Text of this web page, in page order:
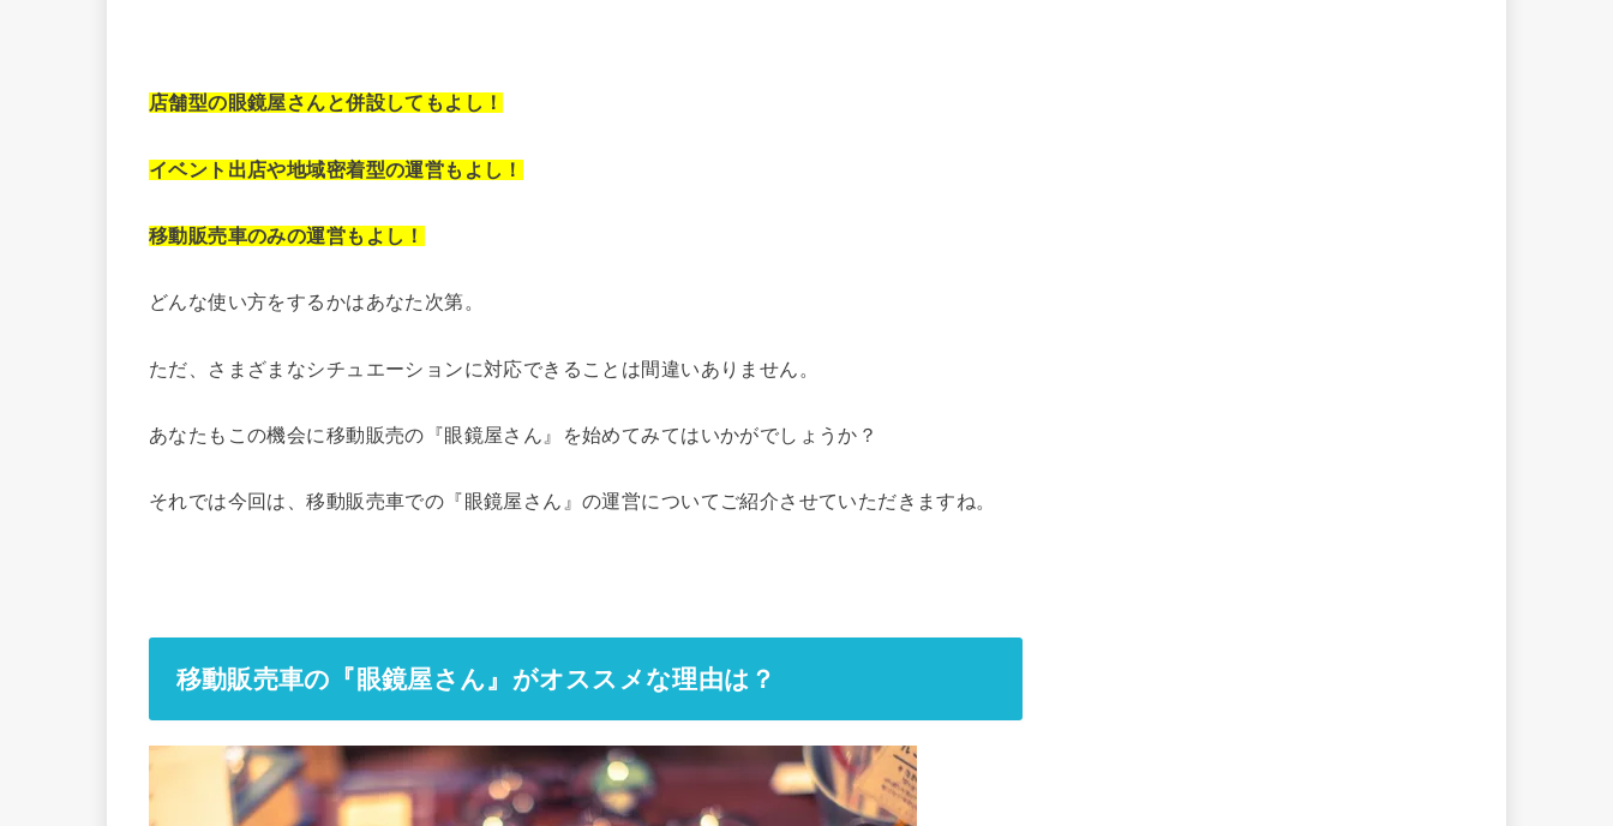
店舗型の眼鏡屋さんと併設してもよし！
イベント出店や地域密着型の運営もよし！
移動販売車のみの運営もよし！
どんな使い方をするかはあなた次第。
ただ、さまざまなシチュエーションに対応できることは間違いありません。
あなたもこの機会に移動販売の『眼鏡屋さん』を始めてみてはいかがでしょうか？
それでは今回は、移動販売車での『眼鏡屋さん』の運営についてご紹介させていただきますね。
移動販売車の『眼鏡屋さん』がオススメな理由は？